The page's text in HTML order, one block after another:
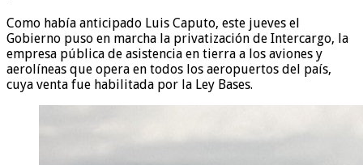
Como había anticipado Luis Caputo, este jueves el
Gobierno puso en marcha la privatización de Intercargo, la
empresa pública de asistencia en tierra a los aviones y
aerolíneas que opera en todos los aeropuertos del país,
cuya venta fue habilitada por la Ley Bases.